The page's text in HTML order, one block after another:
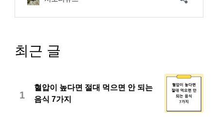
최근 글
1
혈압이 높다면 절대 먹으면 안 되는
음식 7가지